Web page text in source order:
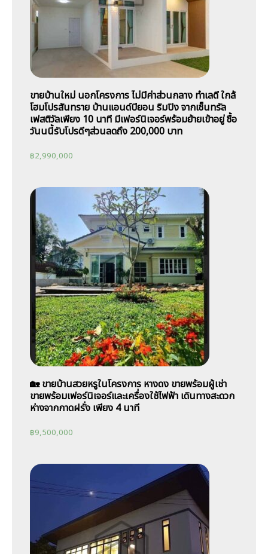
ขายบ้านใหม่ นอกโครงการ ไม่มีค่าส่วนกลาง ทำเลดี ใกล้
โฮมโปรสันทราย บ้านแอนด์บียอน ริมปิง จากเซ็นทรัล
เฟสติวัลเพียง 10 นาที มีเฟอร์นิเจอร์พร้อมย้ายเข้าอยู่ ซื้อ
วันนนี้รับโปรดีๆส่วนลดถึง 200,000 บาท
฿2,990,000
🏡 ขายบ้านสวยหรูในโครงการ หางดง ขายพร้อมผู้เช่า
ขายพร้อมเฟอร์นิเจอร์และเครื่องใช้ไฟฟ้า เดินทางสะดวก
ห่างจากกาดฝรั่ง เพียง 4 นาที
฿9,500,000